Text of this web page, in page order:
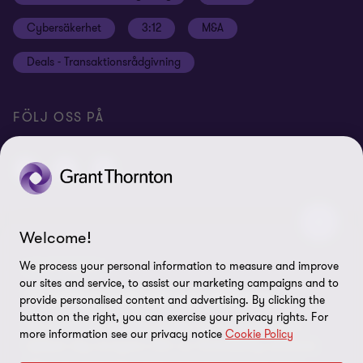
NYHETSBREV
Vi håller koll på omvärlden
Få värdefulla insikter, guider och expertråd som
hjälper dig navigera rätt i en föränderlig omvärld.
Press
Grant Thornton International Ltd
Site map
Cybersäkerhet 3:12 M&A
Deals - Transaktionsrådgivning
FÖLJ OSS PÅ
© 2026 Grant Thornton Sweden AB - All rights reserved. Med
Grant Thornton avses antingen det varumärke under vilket Grant
Thorntons medlemsföretag tillhandahåller tjänster inom revision,
ekonomi, skatt och rådgivning till sina kunder, eller ett eller flera
medlemsföretag, beroende på sammanhanget. Grant Thornton
Sweden AB är ett medlemsföretag i Grant Thornton International
Welcome!
We process your personal information to measure and improve
our sites and service, to assist our marketing campaigns and to
provide personalised content and advertising. By clicking the
button on the right, you can exercise your privacy rights. For
more information see our privacy notice Cookie Policy